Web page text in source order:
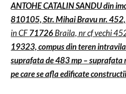
ANTOHE CATALIN SANDU din
810105, Str. Mihai Bravu nr.
in CF71726Braila, nr cf vechi
19323, compus din teren
suprafata de 483 mp – suprafata
pe care se afla edificate